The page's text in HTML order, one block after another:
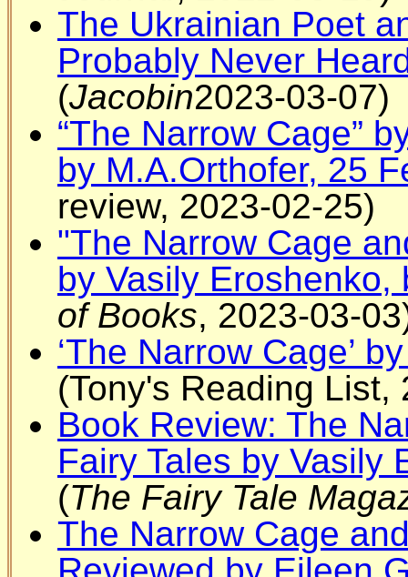
The Ukrainian Poet
Probably Never
(Jacobin2023-03-07)
“The Narrow Cage”
by M.A.Orthofer, 25
review, 2023-02-25)
"The Narrow Cage
by Vasily Eroshenko,
of Books, 2023-03-
‘The Narrow Cage’
(Tony's Reading List,
Book Review: The
Fairy Tales by Vasily
(The Fairy Tale
The Narrow Cage